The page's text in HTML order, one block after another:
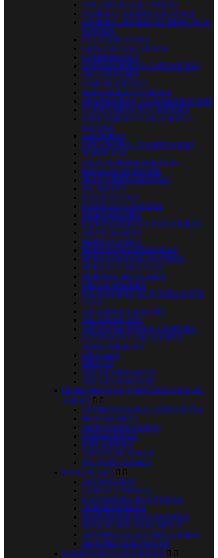
AFILADORES DE CADENA
ATORNILLADORES A BATERIA
ATORNILLADORES DE IMPACTO A
BATERIA
CALADORAS 220V
CEPILLOS ELECTRICOS
COMPRESORES
CORTABORDES Y CORTASETOS
DECAPADORES
ESMERILADORAS
FRESADORAS Y FRESAS
GRAPADORAS / CLAVADORAS 220V
LLAVES IMPACTO A BATERIA
HERRAMIENTAS DE JARDIN A
BATERIA
LIJADORAS
INFLADORES / COMPRESORES
MARTILLOS
PACK DE HERRAMIENTAS
PISTOLAS DE PINTAR
MULTI-HERRAMIENTAS
PULIDORAS
RADIALES 220V
RADIALES A BATERIA
REMOVEDORES
RANURADORAS Y ROZADORAS
TRONZADORAS
SIERRAS SABLE
SIERRAS INGLETADORAS
SIERRAS PODAR A BATERIA
SIERRAS Y SEGUETAS
SIERRAS CIRCULARES
DISCOS MADERA
SOLDADORES DE TUBERIAS PPR
LIJAS
TALADROS A BATERÍA
TALADROS 220V
TIJERAS DE PODAR A BATERIA
BATERIAS Y CARGADORES
HERRAMIENTAS
CINCELES
BROCAS
DISCOS ABRASIVOS
DISCOS DIAMANTE
HERRAMIENTAS Y MOTORIZADOS DE
JARDIN  
DESBROZADORAS CORTASETOS
MOTOSIERRAS
HIDROLIMPIADORAS
CORTACESPED
SOPLADORES
TIJERAS DE PODAR
PULVERIZADORES
MAQUINARIA  
ARENADORAS
COMPACTADORAS
ELEVADORES ELECTRICOS
HORMIGONERAS
MAQUNARIA PARA MADERA
MAQUINARIA PARA METAL
TRANSPALETAS Y APILADORES
MOTORES ELECTRICOS
FERRETERIA Y SEGURIDAD  